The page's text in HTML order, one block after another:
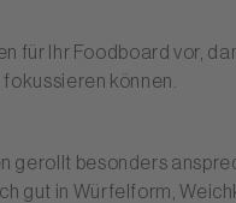
für Ihr Foodboard vor,
können.
gerollt besonders
gut in Würfelform,